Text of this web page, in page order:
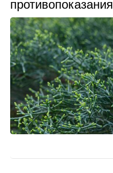
противопоказания